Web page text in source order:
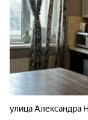
улица Александра